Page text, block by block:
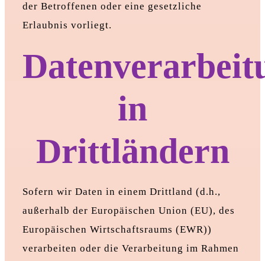
der Betroffenen oder eine gesetzliche
Erlaubnis vorliegt.
in
Drittländern
Sofern wir Daten in einem Drittland (d.h.,
außerhalb der Europäischen Union (EU), des
Europäischen Wirtschaftsraums (EWR))
verarbeiten oder die Verarbeitung im Rahmen